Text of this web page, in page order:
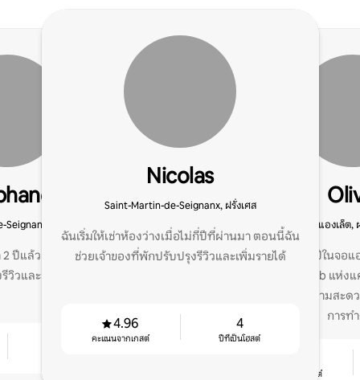
ฝรั่งเศส
2 ปีแล้ว ตอนนี้ฉันช่วย
วและมีรายได้มากขึ้น
Nicolas
Saint-Martin-de-Seignanx, ฝรั่งเศส
ฉันเริ่มให้เช่าห้องว่างเมื่อไม่กี่ปีที่ผ่านมา ตอนนี้ฉัน
ช่วยเจ้าของที่พักปรับปรุงรีวิวและเพิ่มรายได้
4.96
คะแนนจากเกสต์
4
ปีที่เป็นโฮสต์
แองเล็ต,
ประสบการณ์ 18 ปีในจอ
ผู้นำชุมชน Airbnb แห่ง
หน้าที่อำนวยความสะ
การท
คะแนนจากเกสต์